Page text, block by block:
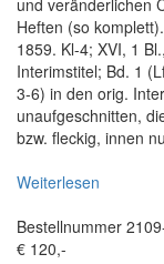
Heften (so
1859. Kl-4; XVI, 1
Interimstitel; Bd. 1
3-6) in den orig.
unaufgeschnitten,
bzw. fleckig, innen
Weiterlesen
Bestellnummer
€ 120,-